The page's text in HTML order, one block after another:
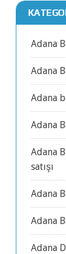
Adana
Adana
Adana
Adana
Adana
satışı
Adana
Adana
Adana